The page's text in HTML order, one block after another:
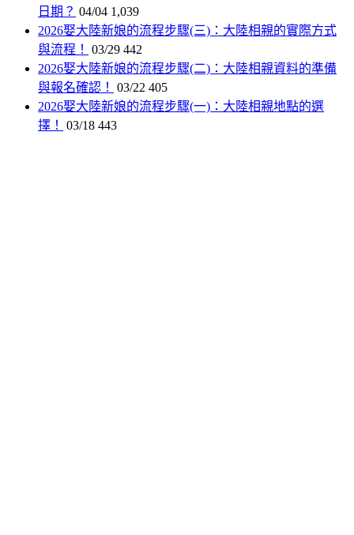
日期？ 04/04 1,039
2026娶大陸新娘的流程步驟(三)：大陸相親的實際方式
與流程！
03/29 442
2026娶大陸新娘的流程步驟(二)：大陸相親資料的準備
與報名確認！
03/22 405
2026娶大陸新娘的流程步驟(一)：大陸相親地點的選
擇！
03/18 443